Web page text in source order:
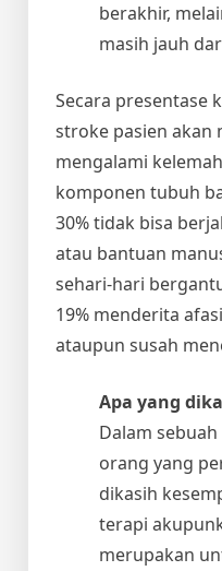
berakhir,
masih jauh
Secara presentase
stroke pasien akan
mengalami
komponen tubuh
30% tidak bisa
atau bantuan
sehari-hari
19% menderita
ataupun susah
Apa yang
Dalam
orang yang
dikasih
terapi
merupakan